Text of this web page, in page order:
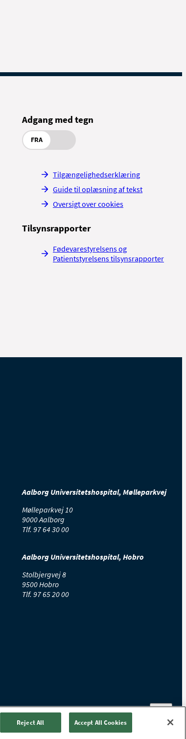
Adgang med tegn
FRA
Tilgængelighedserklæring
Guide til oplæsning af tekst
Oversigt over cookies
Tilsynsrapporter
Fødevarestyrelsens og
Patientstyrelsens tilsynsrapporter
Aalborg Universitetshospital, Mølleparkvej
Mølleparkvej 10
9000 Aalborg
Tlf. 97 64 30 00
Aalborg Universitetshospital, Hobro
Stolbjergvej 8
9500 Hobro
Tlf. 97 65 20 00
Reject All Accept All Cookies